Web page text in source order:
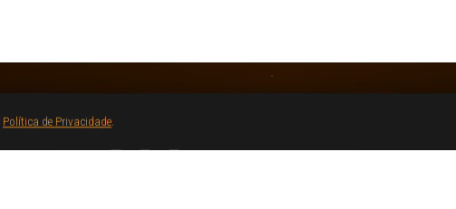
Política de Privacidade.